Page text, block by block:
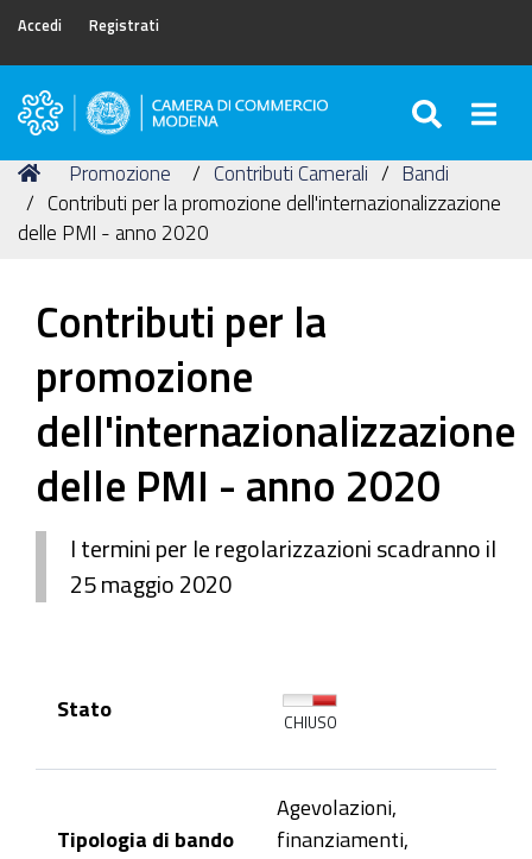
Accedi Registrati
Camera
Commercio
di
Modena
Tu
sei
qui:
Home
Promozione Contributi Camerali
Bandi
Contributi per la promozione dell'internazionalizzazione
delle PMI - anno 2020
Contributi per la
promozione
dell'internazionalizzazione
delle PMI - anno 2020
I termini per le regolarizzazioni scadranno il
25 maggio 2020
Stato
CHIUSO
Tipologia di bando
Agevolazioni,
finanziamenti,